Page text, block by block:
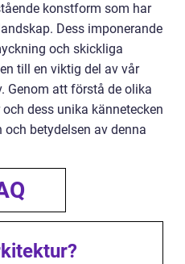
konstform som har
Dess imponerande
och skickliga
till en viktig del av vår
Genom att förstå de olika
dess unika kännetecken
betydelsen av denna